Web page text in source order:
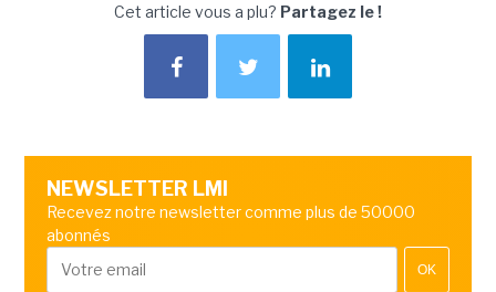
Cet article vous a plu? Partagez le !
NEWSLETTER LMI
Recevez notre newsletter comme plus de 50000
abonnés
OK